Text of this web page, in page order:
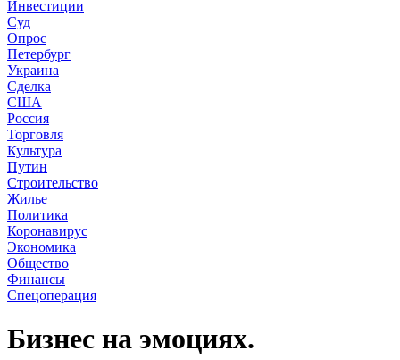
Инвестиции
Суд
Опрос
Петербург
Украина
Сделка
США
Россия
Торговля
Культура
Путин
Строительство
Жилье
Политика
Коронавирус
Экономика
Общество
Финансы
Спецоперация
Бизнес на эмоциях.